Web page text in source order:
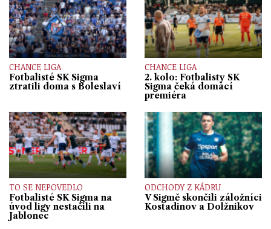
CHANCE LIGA
Fotbalisté SK Sigma
ztratili doma s Boleslaví
CHANCE LIGA
2. kolo: Fotbalisty SK
Sigma čeká domácí
premiéra
TO SE NEPOVEDLO
Fotbalisté SK Sigma na
úvod ligy nestačili na
Jablonec
ODCHODY Z KÁDRU
V Sigmě skončili záložníci
Kostadinov a Dolžnikov